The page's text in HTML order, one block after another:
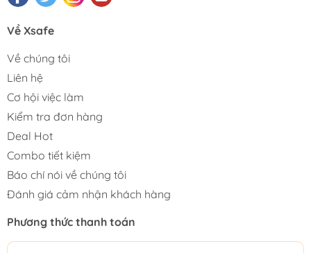
Về Xsafe
Về chúng tôi
Liên hệ
Cơ hội việc làm
Kiểm tra đơn hàng
Deal Hot
Combo tiết kiệm
Báo chí nói về chúng tôi
Đánh giá cảm nhận khách hàng
Phương thức thanh toán